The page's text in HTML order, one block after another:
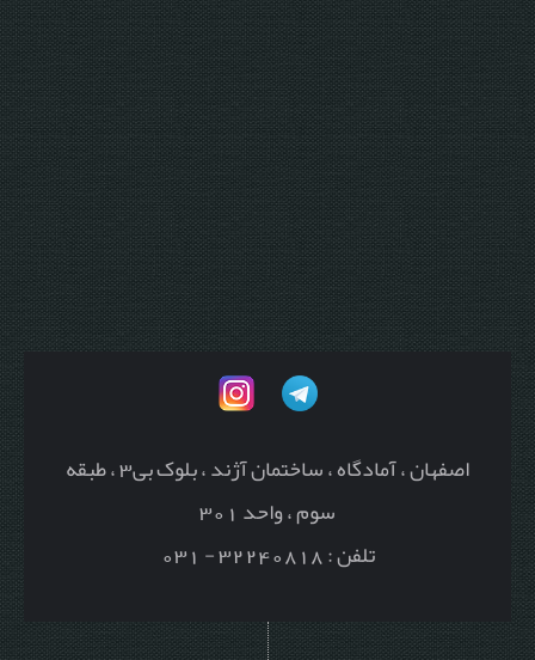
اصفهان ، آمادگاه ، ساختمان آژند ، بلوک بی3 ، طبقه
سوم ، واحد 301
تلفن : 32240818 - 031